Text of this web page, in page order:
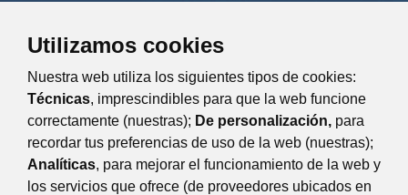
Utilizamos cookies
Nuestra web utiliza los siguientes tipos de cookies:
Técnicas, imprescindibles para que la web funcione
correctamente (nuestras); De personalización, para
recordar tus preferencias de uso de la web (nuestras);
Analíticas, para mejorar el funcionamiento de la web y
los servicios que ofrece (de proveedores ubicados en
Eventos Día Semana Mes Año